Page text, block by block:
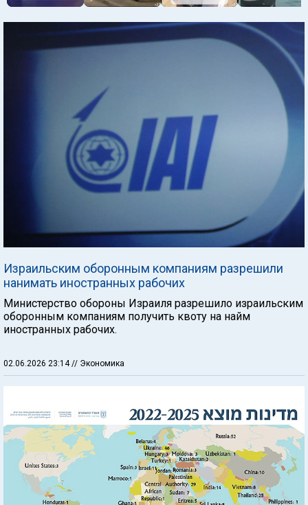
Израильским оборонным компаниям разрешили
нанимать иностранных рабочих
Министерство обороны Израиля разрешило израильским
оборонным компаниям получить квоту на найм
иностранных рабочих.
02.06.2026 23:14// Экономика